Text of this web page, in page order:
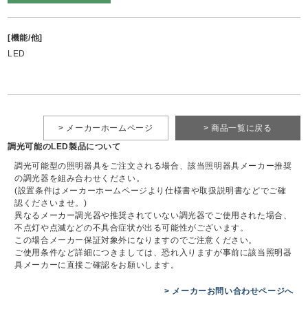
[機能/他]
LED
> 商品一覧に戻る
> メーカーホームページ
調光可能のLED製品について
調光可能型の照明器具をご注文される場合、該当照明器具メーカー推奨
の調光器を組み合わせください。
(設置条件はメーカーホームページより仕様書や取扱説明書などでご確
認くださいませ。)
異なるメーカー調光器や推奨されていない調光器でご使用された場合、
不点灯や点滅などの不具合症状が出る可能性がございます。
この場合メーカー保証対象外になりますのでご注意ください。
ご使用条件など詳細につきましては、恐れ入りますが事前に該当照明器
具メーカーに直接ご確認をお願いします。
> メーカーお問い合わせページへ